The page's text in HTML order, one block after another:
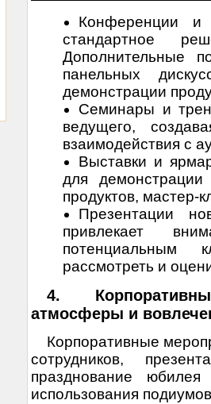
Конференции
стандартное
Дополнительные
панельных
демонстрации
Семинары и
ведущего,
взаимодействия с
Выставки и
для демонстрации
продуктов, мастер-
Презентации
привлекает
потенциальным
рассмотреть и
4.
атмосферы и
Корпоративные
сотрудников,
празднование
использования